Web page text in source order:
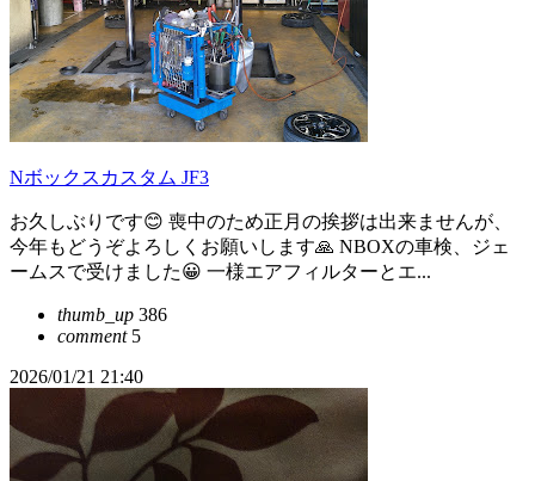
Nボックスカスタム JF3
お久しぶりです😊 喪中のため正月の挨拶は出来ませんが、
今年もどうぞよろしくお願いします🙏 NBOXの車検、ジェ
ームスで受けました😀 一様エアフィルターとエ...
thumb_up 386
comment5
2026/01/21 21:40